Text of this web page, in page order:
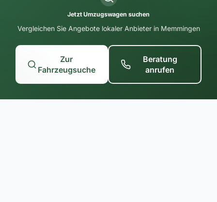
Jetzt Umzugswagen suchen
Vergleichen Sie Angebote lokaler Anbieter in Memmingen
Zur
Fahrzeugsuche
Beratung
anrufen